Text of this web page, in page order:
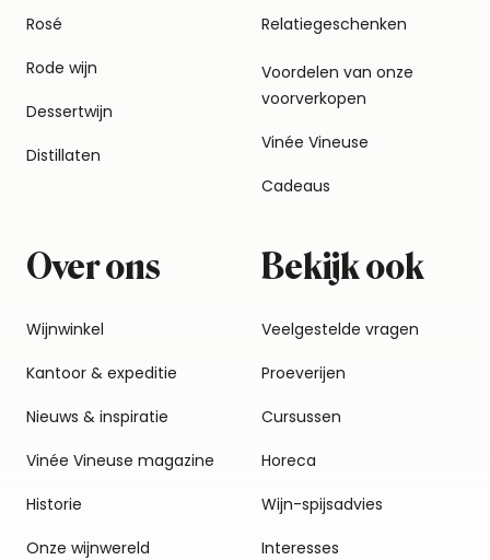
Rosé
Rode wijn
Dessertwijn
Distillaten
Relatiegeschenken
Voordelen van onze
voorverkopen
Vinée Vineuse
Cadeaus
Over ons
Wijnwinkel
Kantoor & expeditie
Nieuws & inspiratie
Vinée Vineuse magazine
Historie
Onze wijnwereld
Bekijk ook
Veelgestelde vragen
Proeverijen
Cursussen
Horeca
Wijn-spijsadvies
Interesses